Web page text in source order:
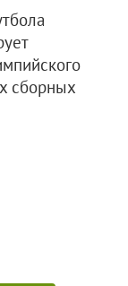
сборных